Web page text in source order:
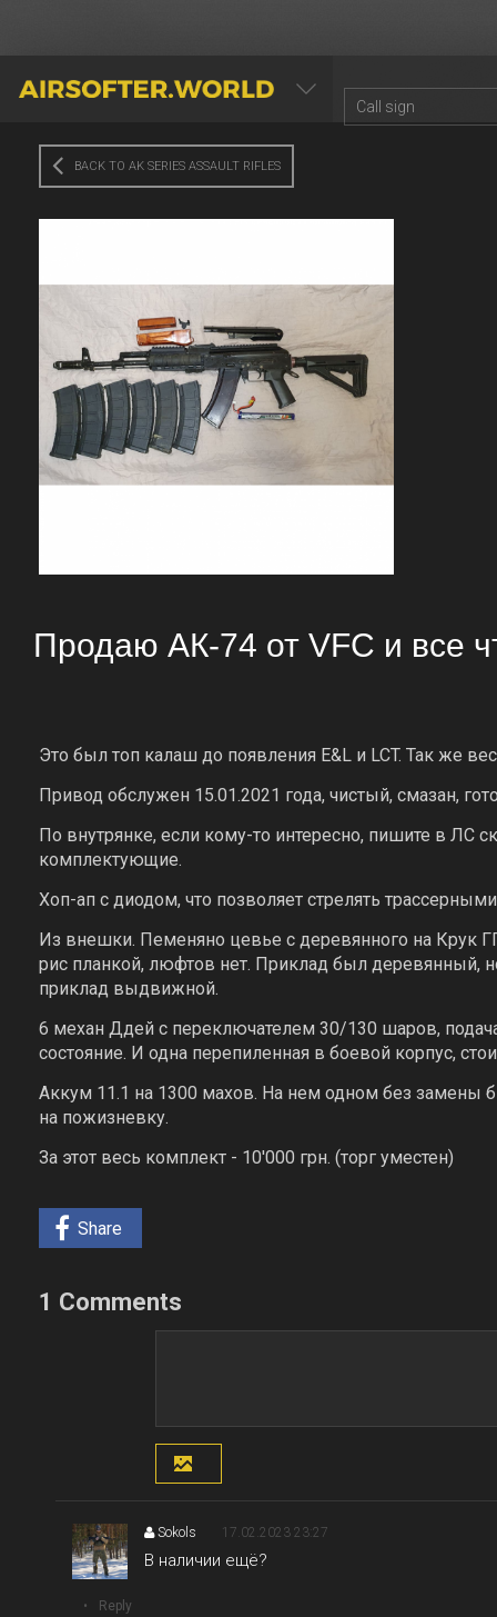
AIRSOFTER.WORLD
BACK TO AK SERIES ASSAULT RIFLES
Продаю АК-74 от VFC и все
Это был топ калаш до появления E&L и LCT. Так же
Привод обслужен 15.01.2021 года, чистый, смазан,
По внутрянке, если кому-то интересно, пишите в ЛС
комплектующие.
Хоп-ап с диодом, что позволяет стрелять
Из внешки. Пеменяно цевье с деревянного на Крук
рис планкой, люфтов нет. Приклад был деревянный,
приклад выдвижной.
6 механ Ддей с переключателем 30/130 шаров,
состояние. И одна перепиленная в боевой корпус,
Аккум 11.1 на 1300 махов. На нем одном без замены
на пожизневку.
За этот весь комплект - 10'000 грн. (торг уместен)
Share
1 Comments
Sokols 17.02.2023 23:27
В наличии ещё?
Reply